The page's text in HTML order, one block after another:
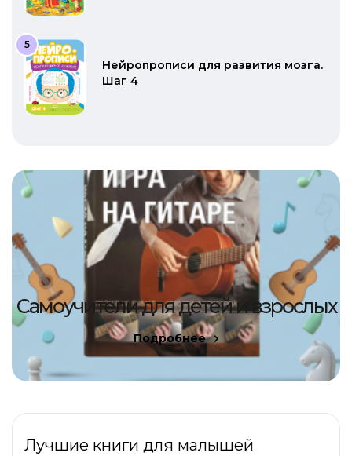
Нейропрописи для развития мозга.
Шаг 4
Самоучители для детей и взрослых
Подробнее
Лучшие книги для малышей